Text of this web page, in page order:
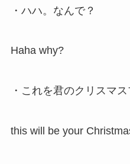
・ハハ。なんで？
Haha why?
・これを君のクリスマ
this will be your